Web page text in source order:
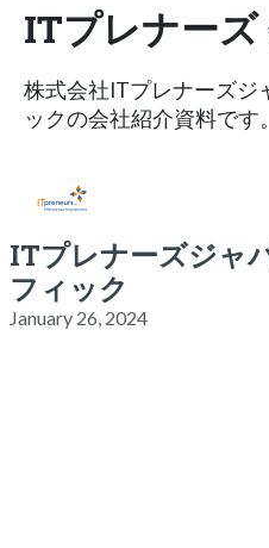
ITプレナーズ
株式会社ITプレナーズジ
ックの会社紹介資料です。
ITプレナーズジャ
フィック
January 26, 2024